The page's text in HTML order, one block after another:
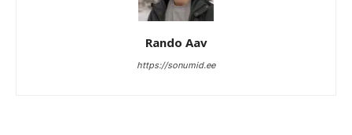
Rando Aav
https://sonumid.ee